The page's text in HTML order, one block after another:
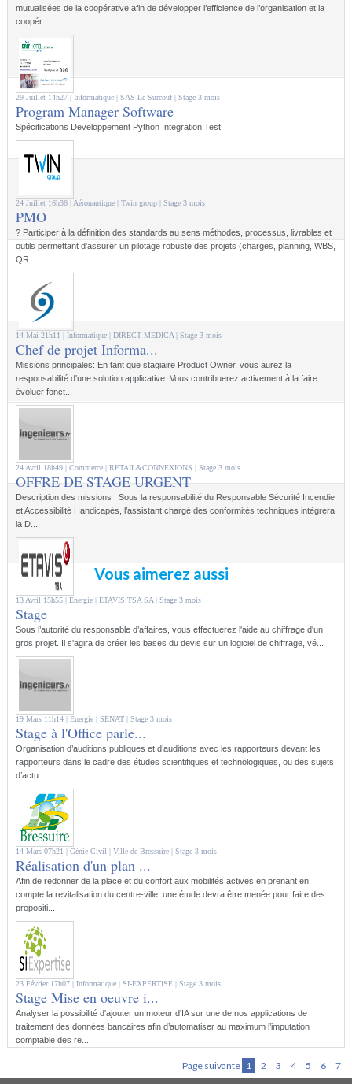
mutualisées de la coopérative afin de développer l’efficience de l’organisation et la
coopér...
29 Juillet 14h27 | Informatique| SAS Le Surcouf | Stage 3 mois
Program Manager Software
Spécifications Developpement Python Integration Test
24 Juillet 16h36 | Aéronautique| Twin group | Stage 3 mois
PMO
? Participer à la définition des standards au sens méthodes, processus, livrables et
outils permettant d'assurer un pilotage robuste des projets (charges, planning, WBS,
QR...
14 Mai 21h11 | Informatique| DIRECT MEDICA | Stage 3 mois
Chef de projet Informa...
Missions principales: En tant que stagiaire Product Owner, vous aurez la
responsabilité d'une solution applicative. Vous contribuerez activement à la faire
évoluer fonct...
24 Avril 18h49 | Commerce| RETAIL&CONNEXIONS | Stage 3 mois
OFFRE DE STAGE URGENT
Description des missions : Sous la responsabilité du Responsable Sécurité Incendie
et Accessibilité Handicapés, l’assistant chargé des conformités techniques intègrera
la D...
13 Avril 15h55 | Energie| ETAVIS TSA SA | Stage 3 mois
Stage
Sous l’autorité du responsable d’affaires, vous effectuerez l'aide au chiffrage d'un
gros projet. Il s'agira de créer les bases du devis sur un logiciel de chiffrage, vé...
19 Mars 11h14 | Energie| SENAT | Stage 3 mois
Stage à l'Office parle...
Organisation d’auditions publiques et d’auditions avec les rapporteurs devant les
rapporteurs dans le cadre des études scientifiques et technologiques, ou des sujets
d’actu...
14 Mars 07h21 | Génie Civil | Ville de Bressuire | Stage 3 mois
Réalisation d'un plan ...
Afin de redonner de la place et du confort aux mobilités actives en prenant en
compte la revitalisation du centre-ville, une étude devra être menée pour faire des
propositi...
23 Février 17h07 | Informatique| SI-EXPERTISE | Stage 3 mois
Stage Mise en oeuvre i...
Analyser la possibilité d'ajouter un moteur d'IA sur une de nos applications de
traitement des données bancaires afin d’automatiser au maximum l’imputation
comptable des re...
Vous aimerez aussi
Page suivante 1 2 3 4 5 6 7